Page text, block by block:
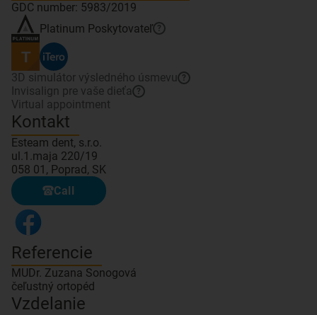
GDC number: 5983/2019
Platinum Poskytovateľ ?
3D simulátor výsledného úsmevu ?
Invisalign pre vaše dieťa ?
Virtual appointment
Kontakt
Esteam dent, s.r.o.
ul.1.maja 220/19
058 01, Poprad, SK
Call
Referencie
MUDr. Zuzana Sonogová
Vzdelanie